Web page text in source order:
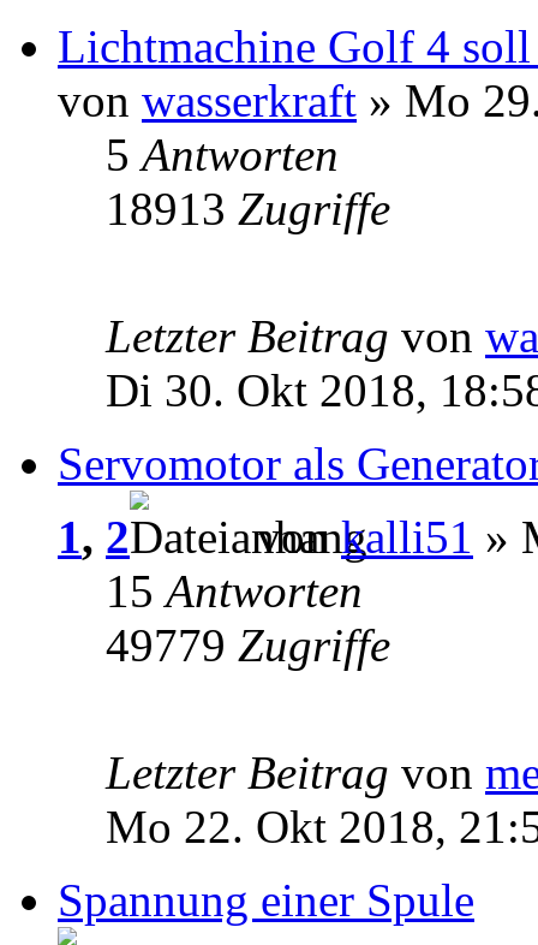
Lichtmachine Golf 4 soll
von wasserkraft » Mo
5Antworten
18913 Zugriffe
Letzter Beitrag von
Di 30. Okt 2018,
Servomotor als
1, 2 vonkalli51 »
15Antworten
49779 Zugriffe
Letzter Beitrag von
Mo 22. Okt 2018,
Spannung einer Spule